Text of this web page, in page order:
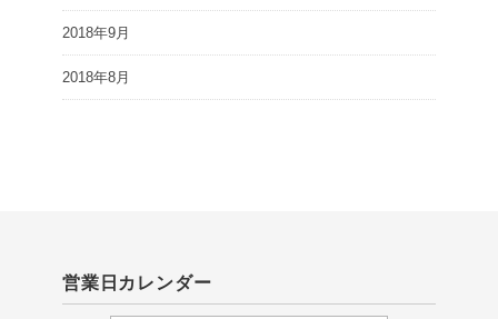
2018年9月
2018年8月
営業日カレンダー